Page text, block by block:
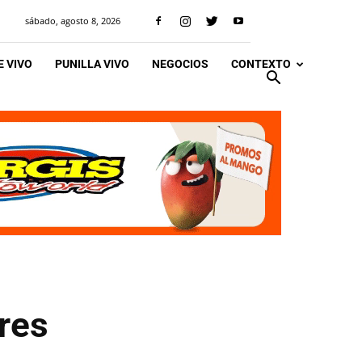
sábado, agosto 8, 2026
VIVO PUNILLA VIVO NEGOCIOS CONTEXTO